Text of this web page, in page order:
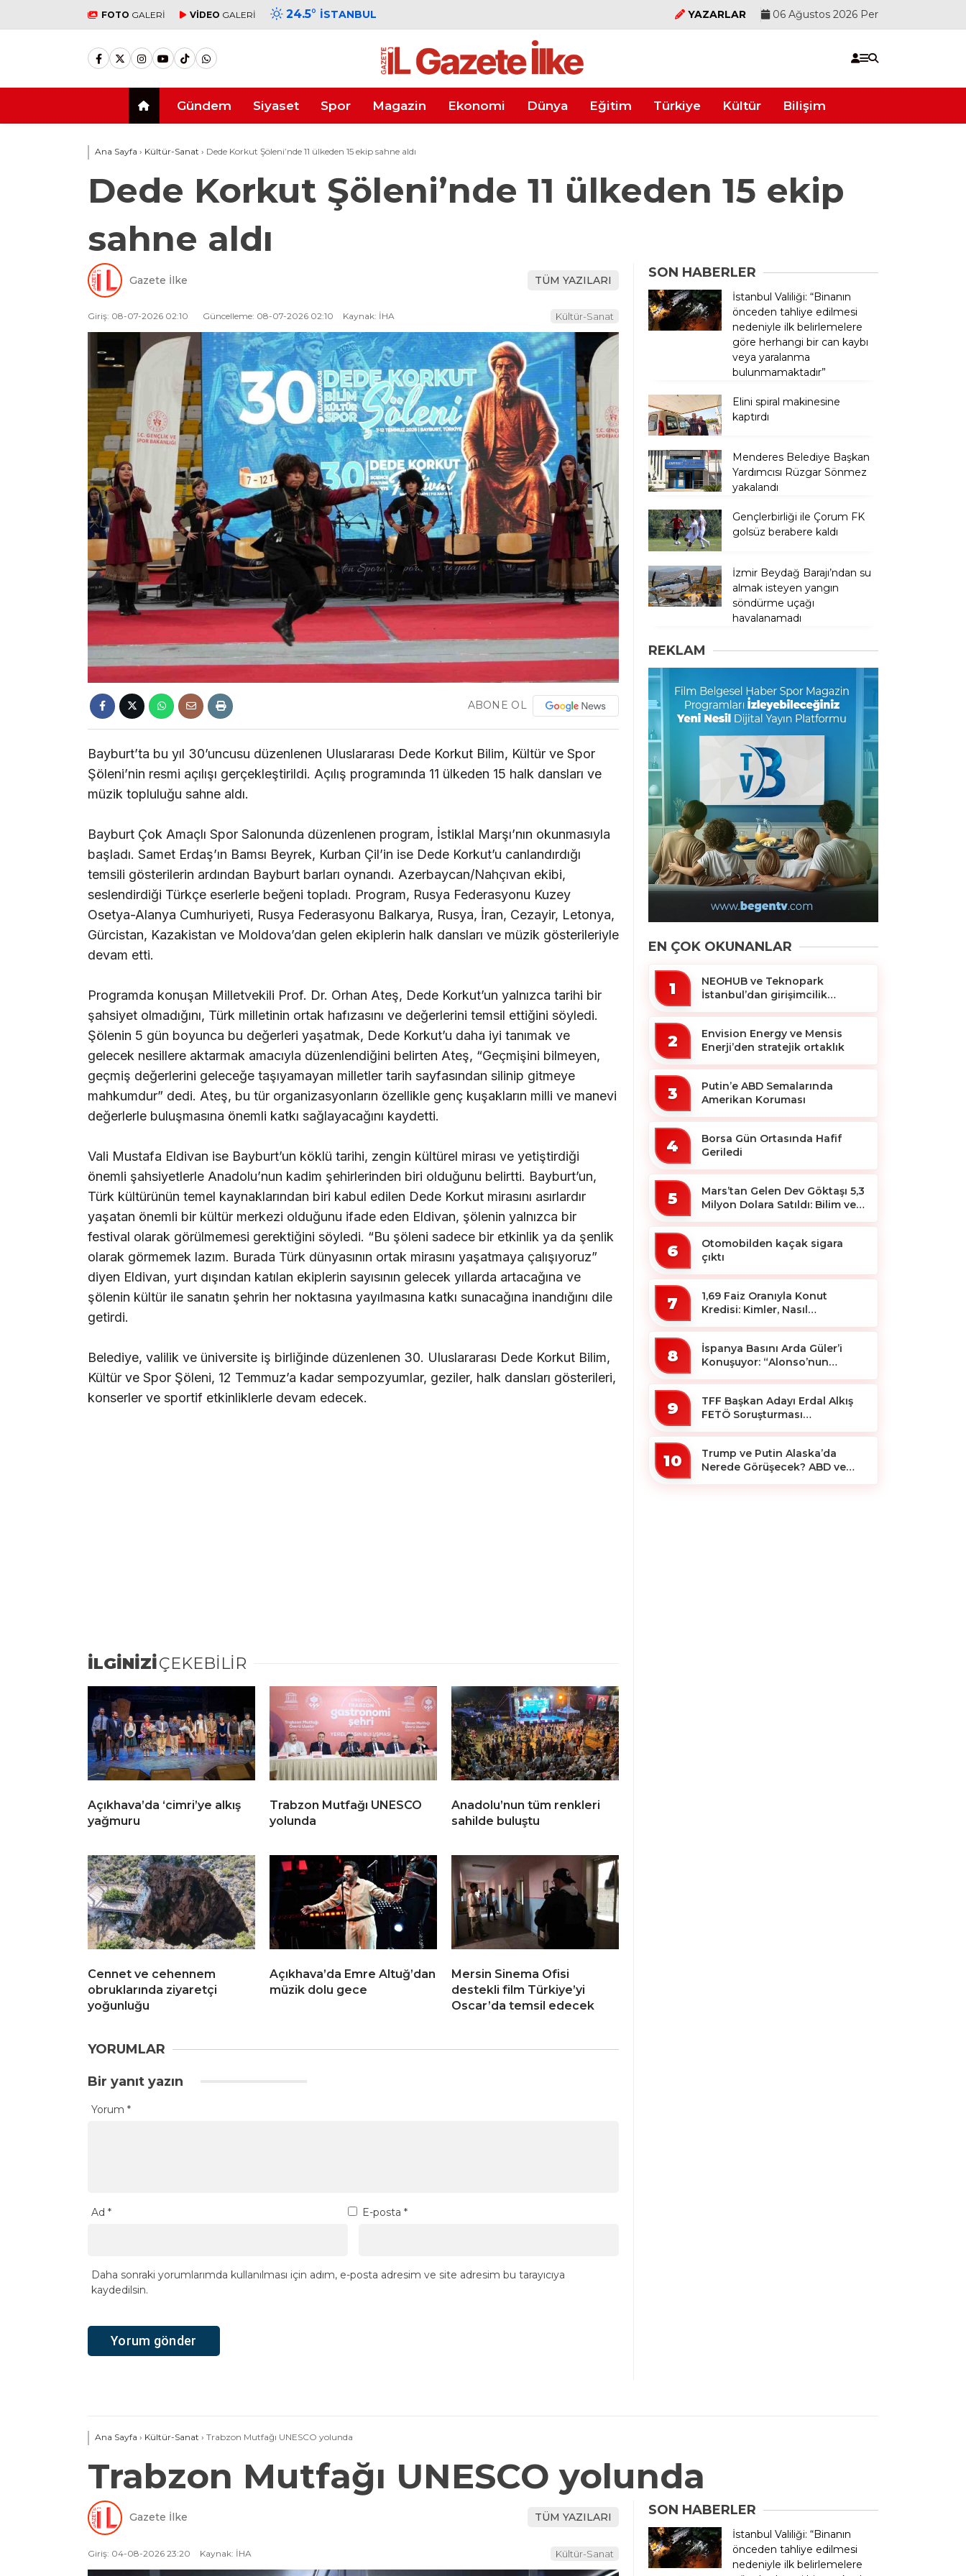
FOTO GALERİ VİDEO GALERİ 24.5° İSTANBUL YAZARLAR 06 Ağustos 2026 Per
Gündem Siyaset Spor Magazin Ekonomi Dünya Eğitim Türkiye Kültür Bilişim
Ana Sayfa › Kültür-Sanat › Dede Korkut Şöleni’nde 11 ülkeden 15 ekip sahne aldı
Dede Korkut Şöleni’nde 11 ülkeden 15 ekip
sahne aldı
Gazete İlke TÜM YAZILARI
Giriş: 08-07-2026 02:10 Güncelleme: 08-07-2026 02:10 Kaynak: İHA Kültür-Sanat
ABONE OL
Bayburt’ta bu yıl 30’uncusu düzenlenen Uluslararası Dede Korkut Bilim, Kültür ve Spor
Şöleni’nin resmi açılışı gerçekleştirildi. Açılış programında 11 ülkeden 15 halk dansları ve
müzik topluluğu sahne aldı.
Bayburt Çok Amaçlı Spor Salonunda düzenlenen program, İstiklal Marşı’nın okunmasıyla
başladı. Samet Erdaş’ın Bamsı Beyrek, Kurban Çil’in ise Dede Korkut’u canlandırdığı
temsili gösterilerin ardından Bayburt barları oynandı. Azerbaycan/Nahçıvan ekibi,
seslendirdiği Türkçe eserlerle beğeni topladı. Program, Rusya Federasyonu Kuzey
Osetya-Alanya Cumhuriyeti, Rusya Federasyonu Balkarya, Rusya, İran, Cezayir, Letonya,
Gürcistan, Kazakistan ve Moldova’dan gelen ekiplerin halk dansları ve müzik gösterileriyle
devam etti.
Programda konuşan Milletvekili Prof. Dr. Orhan Ateş, Dede Korkut’un yalnızca tarihi bir
şahsiyet olmadığını, Türk milletinin ortak hafızasını ve değerlerini temsil ettiğini söyledi.
Şölenin 5 gün boyunca bu değerleri yaşatmak, Dede Korkut’u daha iyi tanımak ve
gelecek nesillere aktarmak amacıyla düzenlendiğini belirten Ateş, “Geçmişini bilmeyen,
geçmiş değerlerini geleceğe taşıyamayan milletler tarih sayfasından silinip gitmeye
mahkumdur” dedi. Ateş, bu tür organizasyonların özellikle genç kuşakların milli ve manevi
değerlerle buluşmasına önemli katkı sağlayacağını kaydetti.
Vali Mustafa Eldivan ise Bayburt’un köklü tarihi, zengin kültürel mirası ve yetiştirdiği
önemli şahsiyetlerle Anadolu’nun kadim şehirlerinden biri olduğunu belirtti. Bayburt’un,
Türk kültürünün temel kaynaklarından biri kabul edilen Dede Korkut mirasını asırlardır
yaşatan önemli bir kültür merkezi olduğunu ifade eden Eldivan, şölenin yalnızca bir
festival olarak görülmemesi gerektiğini söyledi. “Bu şöleni sadece bir etkinlik ya da şenlik
olarak görmemek lazım. Burada Türk dünyasının ortak mirasını yaşatmaya çalışıyoruz”
diyen Eldivan, yurt dışından katılan ekiplerin sayısının gelecek yıllarda artacağına ve
şölenin kültür ile sanatın şehrin her noktasına yayılmasına katkı sunacağına inandığını dile
getirdi.
Belediye, valilik ve üniversite iş birliğinde düzenlenen 30. Uluslararası Dede Korkut Bilim,
Kültür ve Spor Şöleni, 12 Temmuz’a kadar sempozyumlar, geziler, halk dansları gösterileri,
konserler ve sportif etkinliklerle devam edecek.
İLGİNİZİÇEKEBİLİR
Açıkhava’da ‘cimri’ye alkış
yağmuru
Trabzon Mutfağı UNESCO
yolunda
Anadolu’nun tüm renkleri
sahilde buluştu
Cennet ve cehennem
obruklarında ziyaretçi
yoğunluğu
Açıkhava’da Emre Altuğ’dan
müzik dolu gece
Mersin Sinema Ofisi
destekli film Türkiye’yi
Oscar’da temsil edecek
YORUMLAR
Bir yanıt yazın
Yorum *
Ad * E-posta *
Daha sonraki yorumlarımda kullanılması için adım, e-posta adresim ve site adresim bu tarayıcıya
kaydedilsin.
SON HABERLER
İstanbul Valiliği: “Binanın
önceden tahliye edilmesi
nedeniyle ilk belirlemelere
göre herhangi bir can kaybı
veya yaralanma
bulunmamaktadır”
Elini spiral makinesine
kaptırdı
Menderes Belediye Başkan
Yardımcısı Rüzgar Sönmez
yakalandı
Gençlerbirliği ile Çorum FK
golsüz berabere kaldı
İzmir Beydağ Barajı’ndan su
almak isteyen yangın
söndürme uçağı
havalanamadı
REKLAM
EN ÇOK OKUNANLAR
1
NEOHUB ve Teknopark
İstanbul’dan girişimcilik
2
Envision Energy ve Mensis
Enerji’den stratejik ortaklık
3
Putin’e ABD Semalarında
Amerikan Koruması
4
Borsa Gün Ortasında Hafif
Geriledi
5
Mars’tan Gelen Dev Göktaşı 5,3
Milyon Dolara Satıldı: Bilim ve
6
Otomobilden kaçak sigara
çıktı
7
1,69 Faiz Oranıyla Konut
Kredisi: Kimler, Nasıl
8
İspanya Basını Arda Güler’i
Konuşuyor: “Alonso’nun
9
TFF Başkan Adayı Erdal Alkış
FETÖ Soruşturması
10
Trump ve Putin Alaska’da
Nerede Görüşecek? ABD ve
Ana Sayfa › Kültür-Sanat › Trabzon Mutfağı UNESCO yolunda
Trabzon Mutfağı UNESCO yolunda
Gazete İlke TÜM YAZILARI
Giriş: 04-08-2026 23:20 Kaynak: İHA Kültür-Sanat
SON HABERLER
İstanbul Valiliği: “Binanın
önceden tahliye edilmesi
nedeniyle ilk belirlemelere